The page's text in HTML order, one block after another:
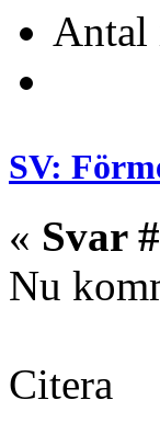
Antal
SV:
« Svar
Nu
Citera